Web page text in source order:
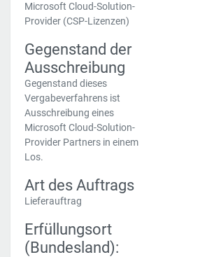
Microsoft Cloud-Solution-
Provider (CSP-Lizenzen)
Gegenstand der
Ausschreibung
Gegenstand dieses
Vergabeverfahrens ist
Ausschreibung eines
Microsoft Cloud-Solution-
Provider Partners in einem
Los.
Art des Auftrags
Lieferauftrag
Erfüllungsort
(Bundesland):